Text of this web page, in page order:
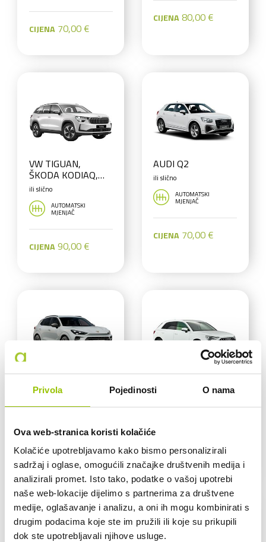
Privola Pojedinosti O nama
Ova web-stranica koristi kolačiće
Kolačiće upotrebljavamo kako bismo personalizirali
sadržaj i oglase, omogućili značajke društvenih medija i
analizirali promet. Isto tako, podatke o vašoj upotrebi
naše web-lokacije dijelimo s partnerima za društvene
medije, oglašavanje i analizu, a oni ih mogu kombinirati s
drugim podacima koje ste im pružili ili koje su prikupili
dok ste upotrebljavali njihove usluge.
CIJENA70,00 €
CIJENA80,00 €
VW TIGUAN,
ŠKODA KODIAQ,
VW TAYRON 7
SJEDALA ili slično
ili slično
AUTOMATSKI
MJENJAČ
CIJENA90,00 €
AUDI Q2
ili slično
AUTOMATSKI
MJENJAČ
CIJENA 70,00 €
ili slično
CIJENA80,00 €
ili slično
CIJENA80,00 €